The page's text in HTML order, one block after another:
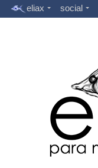
eliax social